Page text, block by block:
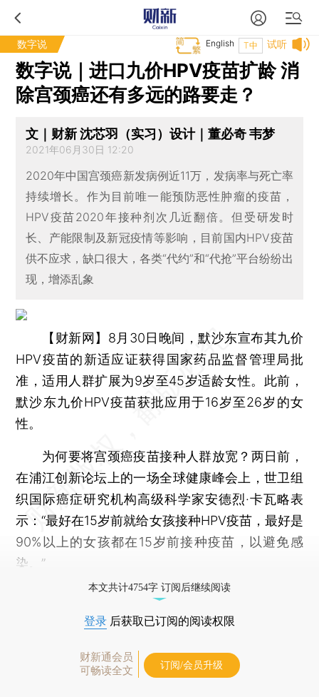
数字说 试听
T中
English
数字说｜进口九价HPV疫苗扩龄 消
除宫颈癌还有多远的路要走？
文｜财新 沈芯羽（实习）设计｜董必奇 韦梦
2021年06月30日 12:20
2020年中国宫颈癌新发病例近11万，发病率与死亡率
持续增长。作为目前唯一能预防恶性肿瘤的疫苗，
HPV疫苗2020年接种剂次几近翻倍。但受研发时
长、产能限制及新冠疫情等影响，目前国内HPV疫苗
供不应求，缺口很大，各类“代约”和“代抢”平台纷纷出
现，增添乱象
【财新网】 8月30日晚间，默沙东宣布其九价
HPV疫苗的新适应证获得国家药品监督管理局批
准，适用人群扩展为9岁至45岁适龄女性。此前，
默沙东九价HPV疫苗获批应用于16岁至26岁的女
性。
为何要将宫颈癌疫苗接种人群放宽？两日前，
在浦江创新论坛上的一场全球健康峰会上，世卫组
织国际癌症研究机构高级科学家安德烈·卡瓦略表
示：“最好在15岁前就给女孩接种HPV疫苗，最好是
90%以上的女孩都在15岁前接种疫苗，以避免感
染。”
本文共计4754字 订阅后继续阅读
登录 后获取已订阅的阅读权限
财新通会员
可畅读全文
订阅/会员升级